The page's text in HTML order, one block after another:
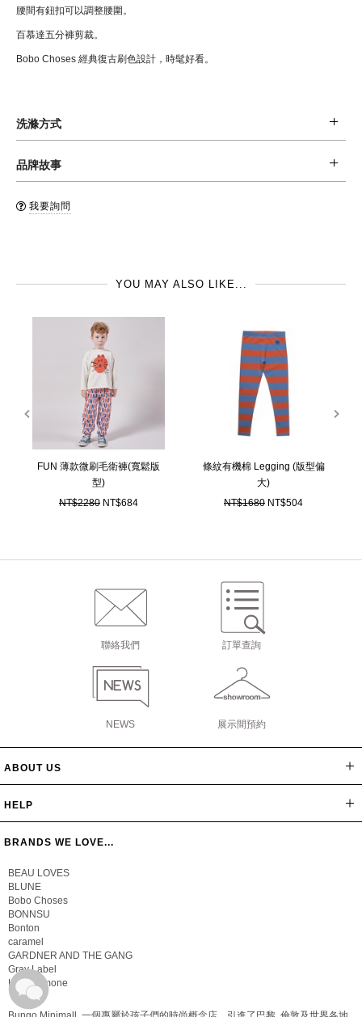
腰間有鈕扣可以調整腰圍。
百慕達五分褲剪裁。
Bobo Choses 經典復古刷色設計，時髦好看。
洗滌方式
同色系衣服一同清洗，不可漂白，不可烘乾。
品牌故事
立的。 設計的初衷是希望可以透過孩子的語言，設計出對孩子友善，被孩子
我要詢問
YOU MAY ALSO LIKE...
FUN 薄款微刷毛衛褲(寬鬆版
型)
NT$2280 NT$684
條紋有機棉 Legging (版型偏
大)
NT$1680 NT$504
聯絡我們 訂單查詢
NEWS 展示間預約
ABOUT US
HELP
BRANDS WE LOVE...
BEAU LOVES
BLUNE
Bobo Choses
BONNSU
Bonton
caramel
GARDNER AND THE GANG
Gray Label
Hello Simone